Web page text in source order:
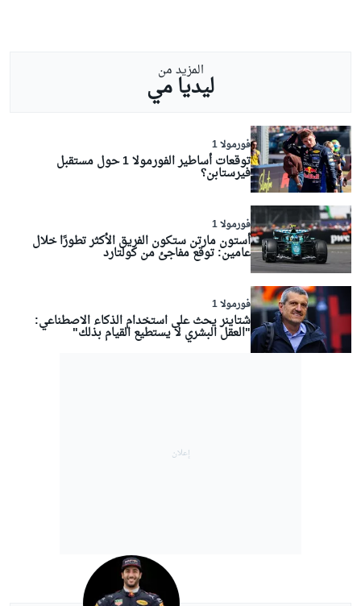
المزيد من
ليديا مي
فورمولا 1
توقعات أساطير الفورمولا 1 حول مستقبل
فيرستابن؟
فورمولا 1
أستون مارتن ستكون الفريق الأكثر تطورًا خلال
عامين: توقع مفاجئ من كولتارد
فورمولا 1
شتاينر يحث على استخدام الذكاء الاصطناعي:
"العقل البشري لا يستطيع القيام بذلك"